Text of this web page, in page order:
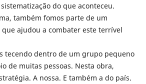
do que aconteceu.
também fomos parte de um
que ajudou a combater este terrível
tecendo dentro de um grupo pequeno
de muitas pessoas. Nesta obra,
A nossa. E também a do país.